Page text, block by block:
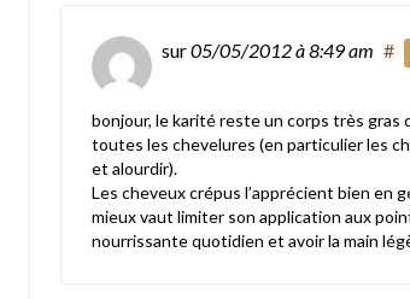
sur05/05/2012à 8:49 am #
bonjour, le karité reste un corps très gras
toutes les chevelures (en particulier les
et alourdir).
Les cheveux crépus l’apprécient bien en
mieux vaut limiter son application aux
nourrissante quotidien et avoir la main